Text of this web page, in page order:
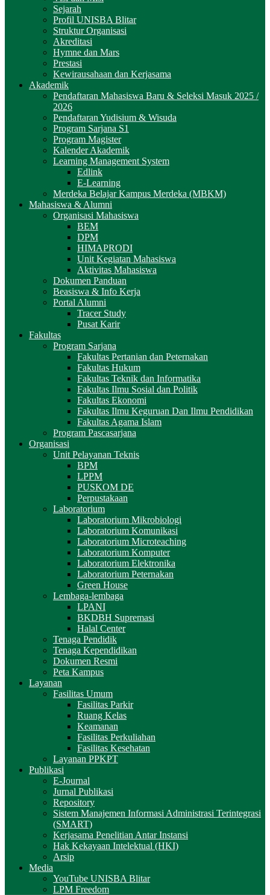
Sejarah
Profil UNISBA Blitar
Struktur Organisasi
Akreditasi
Hymne dan Mars
Prestasi
Kewirausahaan dan Kerjasama
Akademik
Pendaftaran Mahasiswa Baru & Seleksi Masuk 2025 /
2026
Pendaftaran Yudisium & Wisuda
Program Sarjana S1
Program Magister
Kalender Akademik
Learning Management System
Edlink
E-Learning
Merdeka Belajar Kampus Merdeka (MBKM)
Mahasiswa & Alumni
Organisasi Mahasiswa
BEM
DPM
HIMAPRODI
Unit Kegiatan Mahasiswa
Aktivitas Mahasiswa
Dokumen Panduan
Beasiswa & Info Kerja
Portal Alumni
Tracer Study
Pusat Karir
Fakultas
Program Sarjana
Fakultas Pertanian dan Peternakan
Fakultas Hukum
Fakultas Teknik dan Informatika
Fakultas Ilmu Sosial dan Politik
Fakultas Ekonomi
Fakultas Ilmu Keguruan Dan Ilmu Pendidikan
Fakultas Agama Islam
Program Pascasarjana
Organisasi
Unit Pelayanan Teknis
BPM
LPPM
PUSKOM DE
Perpustakaan
Laboratorium
Laboratorium Mikrobiologi
Laboratorium Komunikasi
Laboratorium Microteaching
Laboratorium Komputer
Laboratorium Elektronika
Laboratorium Peternakan
Green House
Lembaga-lembaga
LPANI
BKDBH Supremasi
Halal Center
Tenaga Pendidik
Tenaga Kependidikan
Dokumen Resmi
Peta Kampus
Layanan
Fasilitas Umum
Fasilitas Parkir
Ruang Kelas
Keamanan
Fasilitas Perkuliahan
Fasilitas Kesehatan
Layanan PPKPT
Publikasi
E-Journal
Jurnal Publikasi
Repository
Sistem Manajemen Informasi Administrasi Terintegrasi
(SMART)
Kerjasama Penelitian Antar Instansi
Hak Kekayaan Intelektual (HKI)
Arsip
Media
YouTube UNISBA Blitar
LPM Freedom